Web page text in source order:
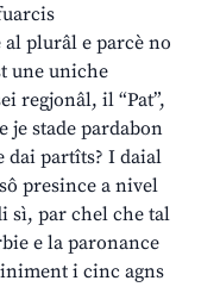
plurâl e parcè no
une uniche
regjonâl, il “Pat”,
je stade pardabon
dai partîts? I daial
presince a nivel
sì, par chel che tal
e la paronance
i cinc agns